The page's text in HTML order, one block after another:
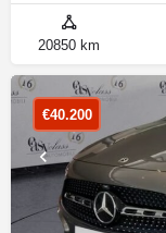
20850 km
€40.200